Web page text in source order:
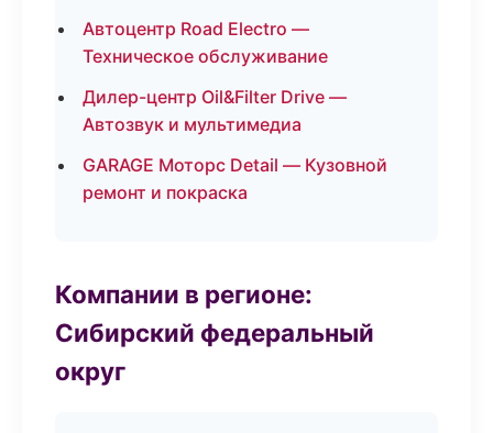
Автоцентр Road Electro —
Техническое обслуживание
Дилер-центр Oil&Filter Drive —
Автозвук и мультимедиа
GARAGE Моторс Detail — Кузовной
ремонт и покраска
Компании в регионе:
Сибирский федеральный
округ